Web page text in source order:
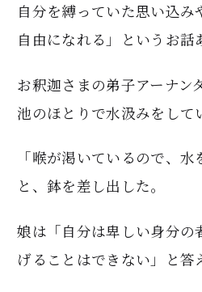
自分を縛っていた思い込み
自由になれる」というお話
お釈迦さまの弟子アーナン
池のほとりで水汲みをして
「喉が渇いているので、水
と、鉢を差し出した。
娘は「自分は卑しい身分の
げることはできない」と答